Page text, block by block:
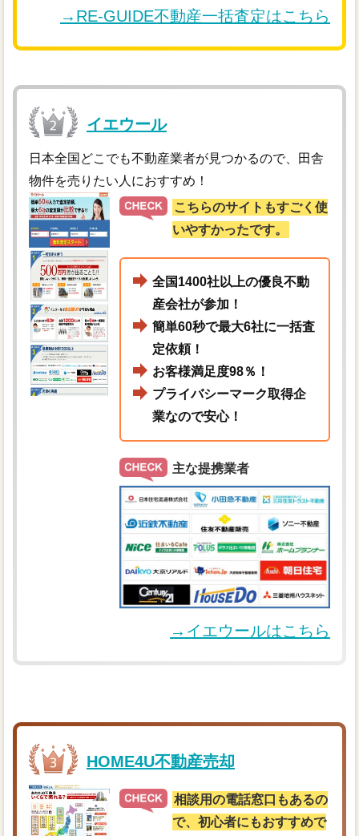
→RE-GUIDE不動産一括査定はこちら
イエウール
日本全国どこでも不動産業者が見つかるので、田舎
物件を売りたい人におすすめ！
こちらのサイトもすごく使
いやすかったです。
全国1400社以上の優良不動
産会社が参加！
簡単60秒で最大6社に一括査
定依頼！
お客様満足度98％！
プライバシーマーク取得企
業なので安心！
主な提携業者
→イエウールはこちら
HOME4U不動産売却
相談用の電話窓口もあるの
で、初心者にもおすすめで